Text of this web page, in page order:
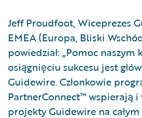
Jeff Proudfoot, Wiceprezes
EMEA (Europa, Bliski
powiedział: „Pomoc
osiągnięciu sukcesu jest
Guidewire. Członkowie
PartnerConnect™ wspierają
projekty Guidewire na